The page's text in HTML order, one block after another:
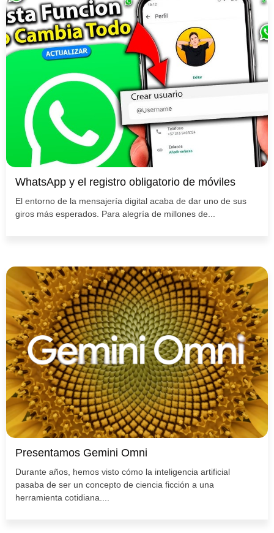
WhatsApp y el registro obligatorio de móviles
El entorno de la mensajería digital acaba de dar uno de sus
giros más esperados. Para alegría de millones de...
Presentamos Gemini Omni
Durante años, hemos visto cómo la inteligencia artificial
pasaba de ser un concepto de ciencia ficción a una
herramienta cotidiana....